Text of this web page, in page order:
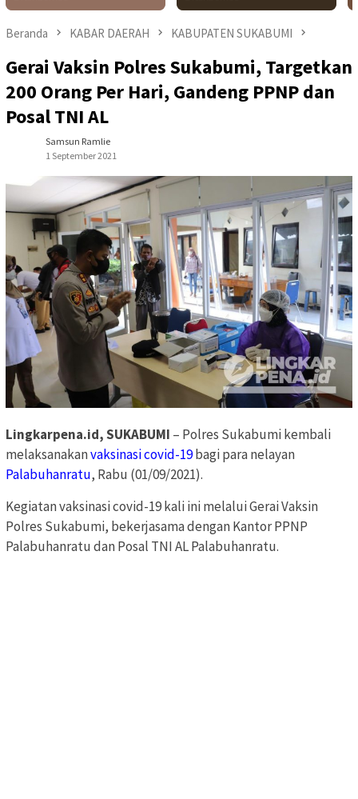
Beranda KABAR DAERAH KABUPATEN SUKABUMI
Gerai Vaksin Polres Sukabumi, Targetkan
200 Orang Per Hari, Gandeng PPNP dan
Posal TNI AL
Samsun Ramlie
1 September 2021
Lingkarpena.id, SUKABUMI – Polres Sukabumi kembali
melaksanakanvaksinasi covid-19bagi para nelayan
Palabuhanratu, Rabu (01/09/2021).
Kegiatan vaksinasi covid-19 kali ini melalui Gerai Vaksin
Polres Sukabumi, bekerjasama dengan Kantor PPNP
Palabuhanratu dan Posal TNI AL Palabuhanratu.